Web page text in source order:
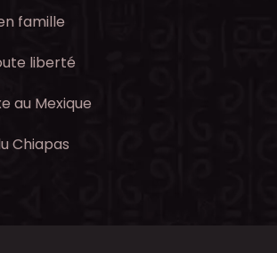
famille
liberté
au Mexique
Chiapas